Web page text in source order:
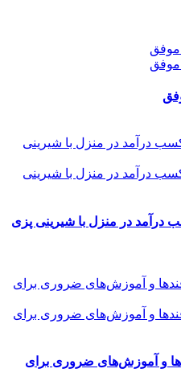
در منزل با شیرینی پزی
آموزش‌های ضروری برای